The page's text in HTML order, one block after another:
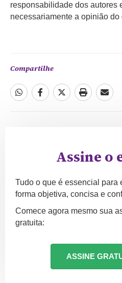
responsabilidade dos autores
necessariamente a opinião do
Compartilhe
Assine o
Tudo o que é essencial para
forma objetiva, concisa e
Comece agora mesmo sua
gratuita:
ASSINE